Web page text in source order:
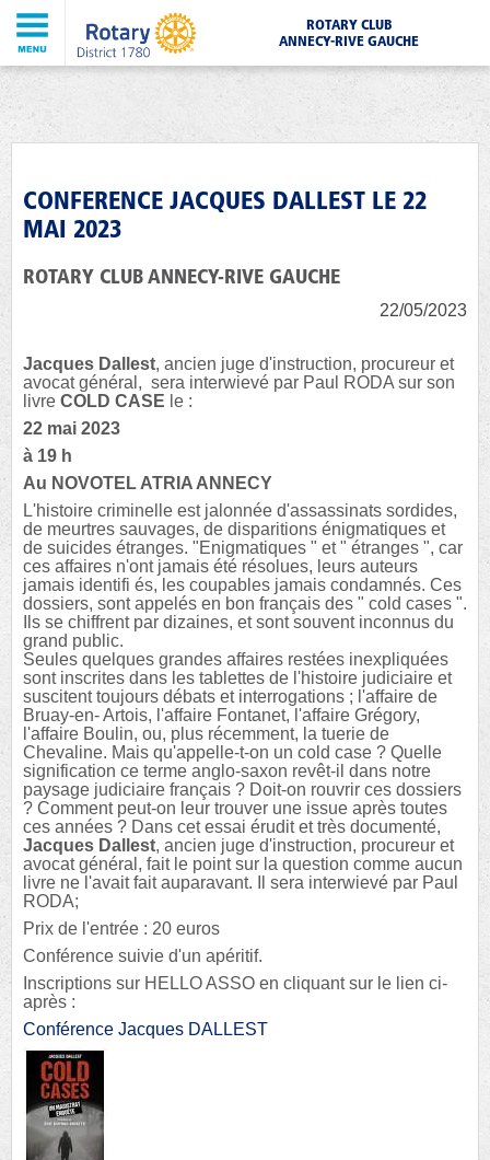
ROTARY CLUB
ANNECY-RIVE GAUCHE
CONFERENCE JACQUES DALLEST LE 22
MAI 2023
ROTARY CLUB ANNECY-RIVE GAUCHE
22/05/2023
Jacques Dallest, ancien juge d'instruction, procureur et
avocat général, sera interwievé par Paul RODA sur son
livre COLD CASE le :
22 mai 2023
à 19 h
Au NOVOTEL ATRIA ANNECY
L'histoire criminelle est jalonnée d'assassinats sordides,
de meurtres sauvages, de disparitions énigmatiques et
de suicides étranges. "Enigmatiques " et " étranges ", car
ces affaires n'ont jamais été résolues, leurs auteurs
jamais identifi és, les coupables jamais condamnés. Ces
dossiers, sont appelés en bon français des " cold cases ".
Ils se chiffrent par dizaines, et sont souvent inconnus du
grand public.
Seules quelques grandes affaires restées inexpliquées
sont inscrites dans les tablettes de l'histoire judiciaire et
suscitent toujours débats et interrogations ; l'affaire de
Bruay-en- Artois, l'affaire Fontanet, l'affaire Grégory,
l'affaire Boulin, ou, plus récemment, la tuerie de
Chevaline. Mais qu'appelle-t-on un cold case ? Quelle
signification ce terme anglo-saxon revêt-il dans notre
paysage judiciaire français ? Doit-on rouvrir ces dossiers
? Comment peut-on leur trouver une issue après toutes
ces années ? Dans cet essai érudit et très documenté,
Jacques Dallest, ancien juge d'instruction, procureur et
avocat général, fait le point sur la question comme aucun
livre ne l'avait fait auparavant. Il sera interwievé par Paul
RODA;
Prix de l'entrée : 20 euros
Conférence suivie d'un apéritif.
Inscriptions sur HELLO ASSO en cliquant sur le lien ci-
après :
Conférence Jacques DALLEST